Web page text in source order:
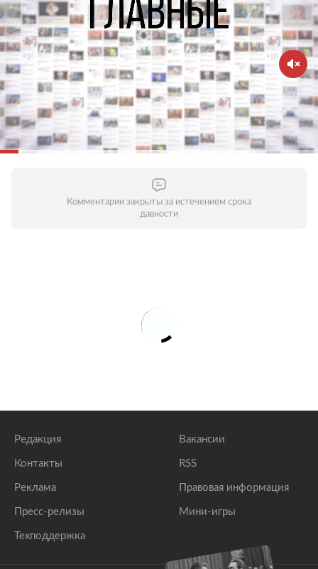
Комментарии закрыты за истечением срока
давности
Редакция
Контакты
Реклама
Пресс-релизы
Техподдержка
Вакансии
RSS
Правовая информация
Мини-игры